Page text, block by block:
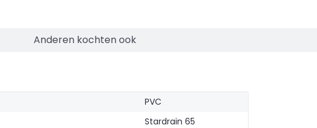
Anderen kochten ook
PVC
Stardrain 65